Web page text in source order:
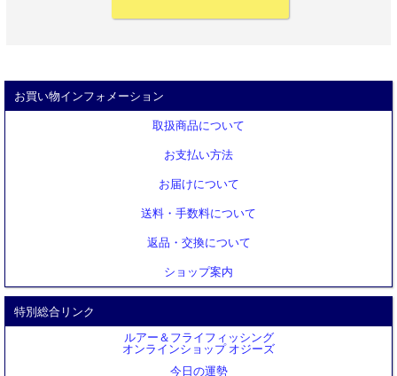
お買い物インフォメーション
取扱商品について
お支払い方法
お届けについて
送料・手数料について
返品・交換について
ショップ案内
特別総合リンク
ルアー＆フライフィッシング
オンラインショップ オジーズ
今日の運勢